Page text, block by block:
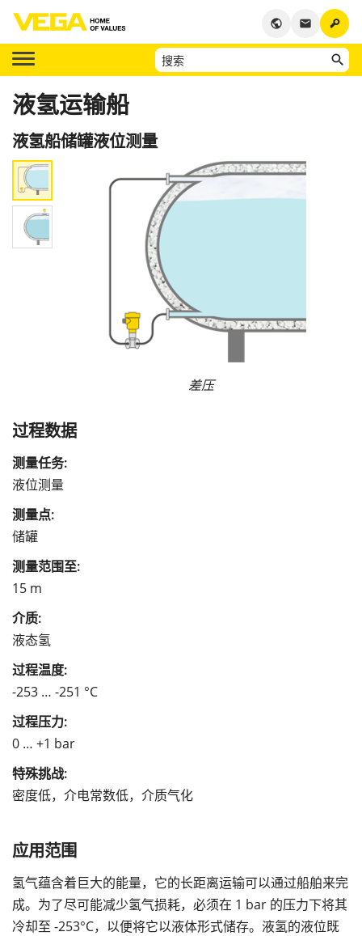
key
email
public
液氢运输船
液氢船储罐液位测量
差压
过程数据
测量任务:
液位测量
测量点:
储罐
测量范围至:
15 m
介质:
液态氢
过程温度:
-253 … -251 °C
过程压力:
0 … +1 bar
特殊挑战:
密度低，介电常数低，介质气化
应用范围
氢气蕴含着巨大的能量，它的长距离运输可以通过船舶来完
成。为了尽可能减少氢气损耗，必须在 1 bar 的压力下将其
冷却至 -253°C，以便将它以液体形式储存。液氢的液位既